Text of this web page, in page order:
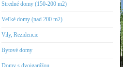
Stredné domy (150-200 m2)
Veľké domy (nad 200 m2)
Vily, Rezidencie
Bytové domy
Domy s dvojgarážou